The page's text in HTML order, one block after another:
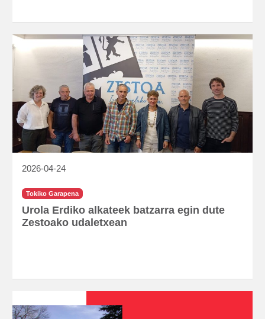
2026-04-24
Tokiko Garapena
Urola Erdiko alkateek batzarra egin dute
Zestoako udaletxean